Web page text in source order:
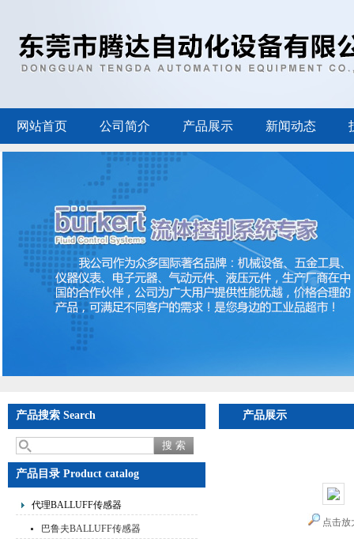
网站首页 公司简介 产品展示 新闻动态
产品搜索 Search
产品目录 Product catalog
代理BALLUFF传感器
巴鲁夫BALLUFF传感器
产品展示
点击放